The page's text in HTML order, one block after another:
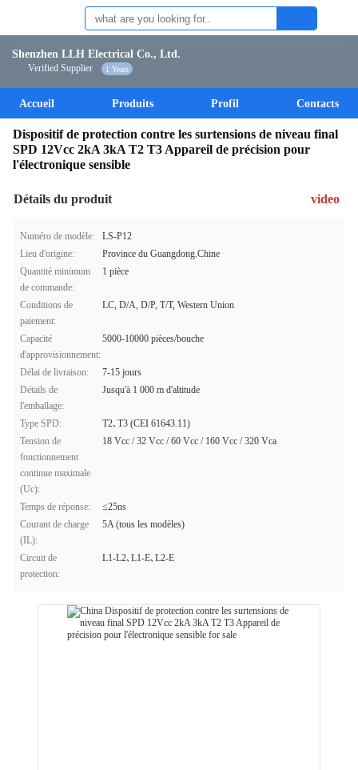
Shenzhen LLH Electrical Co., Ltd.
Verified Supplier 1 Years
Accueil Produits Profil Contacts
Dispositif de protection contre les surtensions de niveau final
SPD 12Vcc 2kA 3kA T2 T3 Appareil de précision pour
l'électronique sensible
Détails du produit video
Numéro de modèle:
LS-P12
Lieu d'origine:
Province du Guangdong.Chine
Quantité minimum
de commande:
1 pièce
Conditions de
paiement:
LC, D/A, D/P, T/T, Western Union
Capacité
d'approvisionnement:
5000-10000 pièces/bouche
Délai de livraison:
7-15 jours
Détails de
l'emballage:
Jusqu'à 1 000 m d'altitude
Type SPD:
T2､T3 (CEI 61643.11)
Tension de
fonctionnement
continue maximale
(Uc):
18 Vcc / 32 Vcc / 60 Vcc / 160 Vcc / 320 Vca
Temps de réponse:
≤25ns
Courant de charge
(IL):
5A (tous les modèles)
Circuit de
protection:
L1-L2､L1-E､L2-E